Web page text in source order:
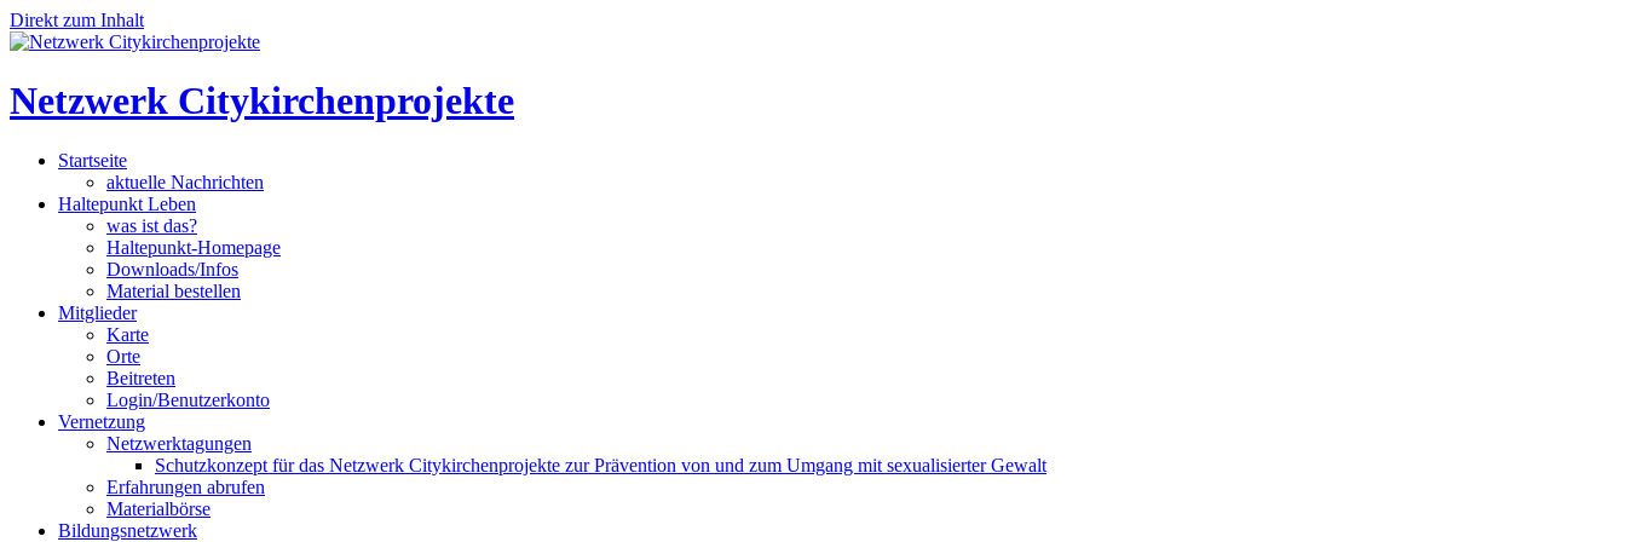
Direkt zum Inhalt
Netzwerk Citykirchenprojekte
Startseite
aktuelle Nachrichten
Haltepunkt Leben
was ist das?
Haltepunkt-Homepage
Downloads/Infos
Material bestellen
Mitglieder
Karte
Orte
Beitreten
Login/Benutzerkonto
Vernetzung
Netzwerktagungen
Schutzkonzept für das Netzwerk Citykirchenprojekte zur Prävention von und zum Umgang mit sexualisierter Gewalt
Erfahrungen abrufen
Materialbörse
Bildungsnetzwerk